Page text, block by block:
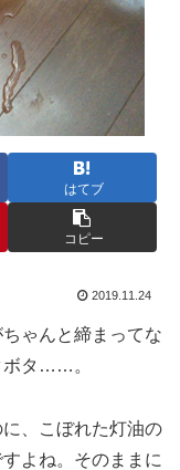
はてブ
コピー
2019.11.24
ゃんと締まってな
ボタ……。
、こぼれた灯油の
よね。そのままに